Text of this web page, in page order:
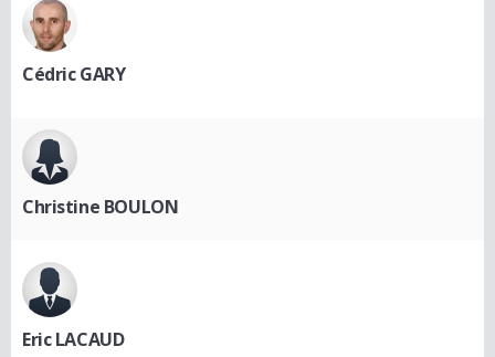
Cédric GARY
Christine BOULON
Eric LACAUD